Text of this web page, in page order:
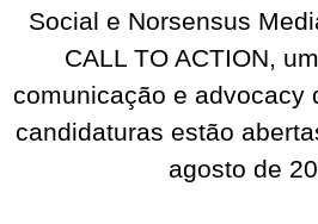
Social e Norsensus
CALL TO ACTION,
comunicação e advocacy
candidaturas estão
agosto de